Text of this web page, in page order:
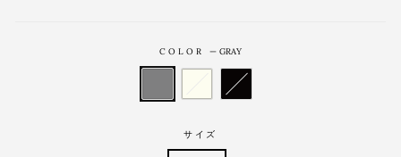
COLOR — GRAY
サイズ